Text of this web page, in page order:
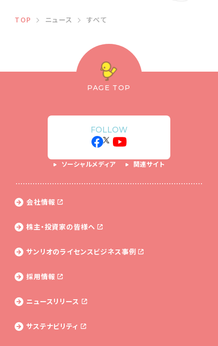
TOP ニュース すべて
PAGE TOP
FOLLOW
ソーシャルメディア 関連サイト
会社情報
株主・投資家の皆様へ
サンリオのライセンスビジネス事例
採用情報
ニュースリリース
サステナビリティ